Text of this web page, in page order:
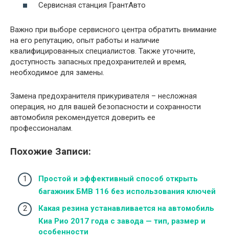
Сервисная станция ГрантАвто
Важно при выборе сервисного центра обратить внимание
на его репутацию, опыт работы и наличие
квалифицированных специалистов. Также уточните,
доступность запасных предохранителей и время,
необходимое для замены.
Замена предохранителя прикуривателя – несложная
операция, но для вашей безопасности и сохранности
автомобиля рекомендуется доверить ее
профессионалам.
Похожие Записи:
Простой и эффективный способ открыть
багажник БМВ 116 без использования ключей
Какая резина устанавливается на автомобиль
Киа Рио 2017 года с завода — тип, размер и
особенности